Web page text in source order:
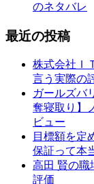
のネタバレ
最近の投稿
株式会社Ｉ
言う実際の
ガールズバ
奪寝取り】
ビュー
目標額を定
保証って本
高田 賢の
評価